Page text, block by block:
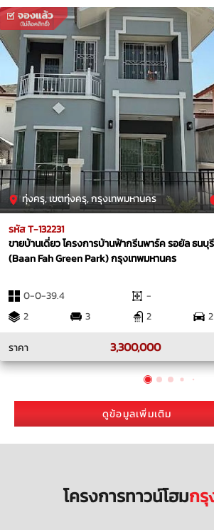
ทุ่งครุ, เขตทุ่งครุ, กรุงเทพมหานคร
รหัส T-132231
ขายบ้านเดี่ยว โครงการบ้านฟ้ากรีนพาร์ค รอยัล ธนบุ
(Baan Fah Green Park) กรุงเทพมหานคร
0-0-39.4
-
2
3 2
2
ราคา
3,300,000
ดูข้อมูลเพิ่มเติม
โครงการทาวน์โฮมกรุ